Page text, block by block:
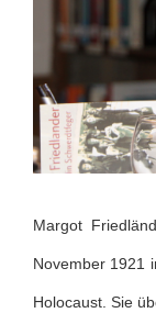
Margot
November 1921
Holocaust. Sie